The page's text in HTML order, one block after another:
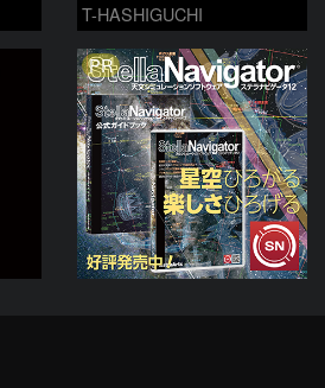
T-HASHIGUCHI
PR